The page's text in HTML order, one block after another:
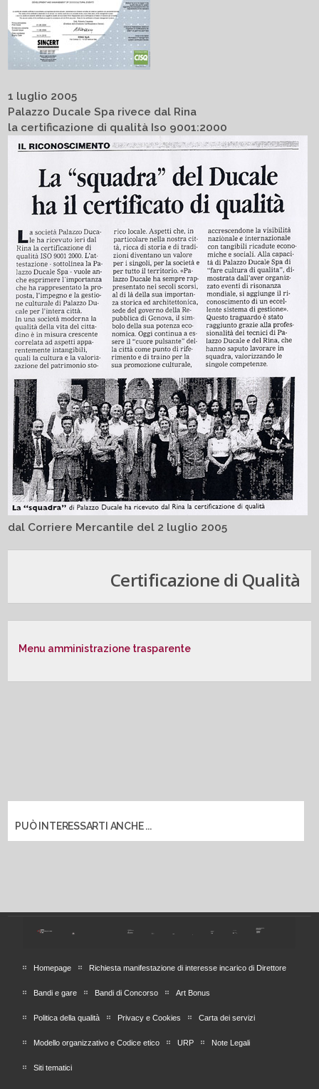
1 luglio 2005
Palazzo Ducale Spa rivece dal Rina
la certificazione di qualità Iso 9001:2000
dal Corriere Mercantile del 2 luglio 2005
Certificazione di Qualità
Menu amministrazione trasparente
PUÒ INTERESSARTI ANCHE ...
Homepage Richiesta manifestazione di interesse incarico di Direttore
Bandi e gare Bandi di Concorso Art Bonus
Politica della qualità Privacy e Cookies Carta dei servizi
Modello organizzativo e Codice etico URP Note Legali
Siti tematici